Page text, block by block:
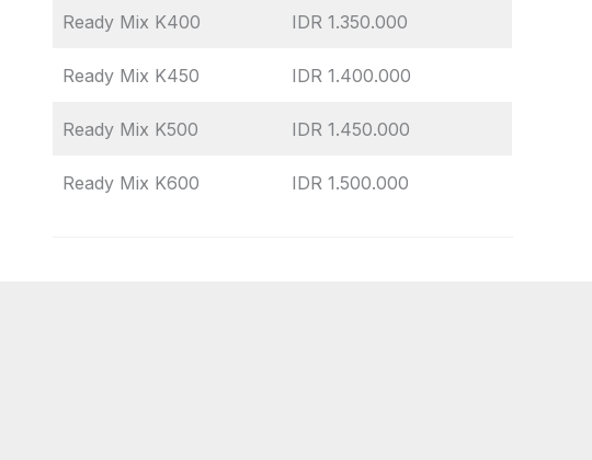
Ready Mix K400 IDR 1.350.000
Ready Mix K450 IDR 1.400.000
Ready Mix K500 IDR 1.450.000
Ready Mix K600 IDR 1.500.000